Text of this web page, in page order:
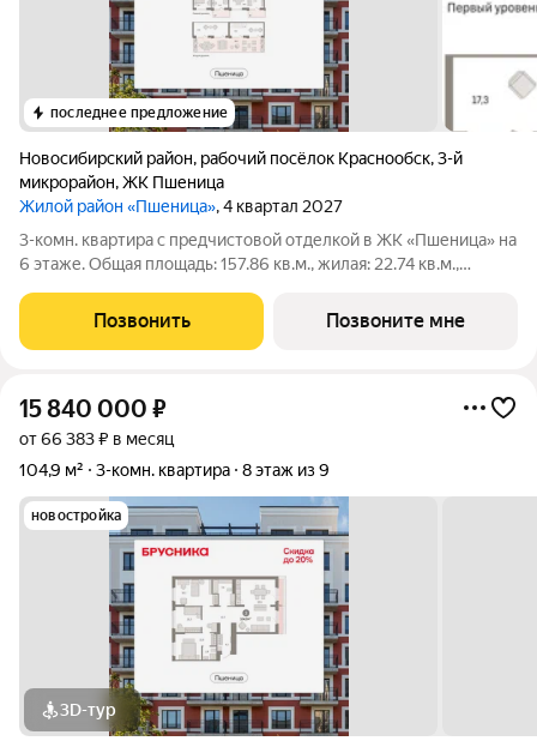
последнее предложение
Новосибирский район, рабочий посёлок Краснообск,3-й
микрорайон,ЖК Пшеница
Жилой район «Пшеница», 4 квартал 2027
3-комн. квартира с предчистовой отделкой в ЖК «Пшеница» на
6 этаже. Общая площадь: 157.86 кв.м., жилая: 22.74 кв.м.,
потолков 2.82 м. Двухуровневая квартира с кухней-гостиной и
двумя спальнями в
Позвонить Позвоните мне
15 840 000 ₽
от 66 383 ₽ в месяц
104,9 м²
3-комн. квартира 8 этаж из 9
новостройка
3D-тур